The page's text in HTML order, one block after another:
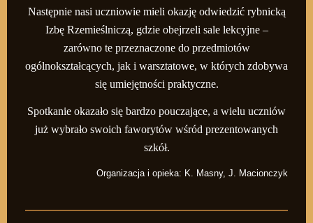
Następnie nasi uczniowie mieli okazję odwiedzić rybnicką
Izbę Rzemieślniczą, gdzie obejrzeli sale lekcyjne –
zarówno te przeznaczone do przedmiotów
ogólnokształcących, jak i warsztatowe, w których zdobywa
się umiejętności praktyczne.
Spotkanie okazało się bardzo pouczające, a wielu uczniów
już wybrało swoich faworytów wśród prezentowanych
szkół.
Organizacja i opieka: K. Masny, J. Macionczyk